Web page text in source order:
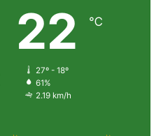
22 ℃
27º - 18º
61%
2.19 km/h